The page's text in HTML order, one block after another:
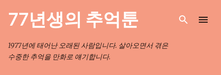
기본 콘텐츠로 건너뛰기
77년생의 추억툰
1977년에 태어난 오래된 사람입니다. 살아오면서 겪은
수중한 추억을 만화로 얘기합니다.